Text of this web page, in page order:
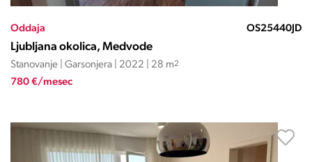
Oddaja OS25440JD
Ljubljana okolica, Medvode
Stanovanje | Garsonjera | 2022 | 28 m2
780 €/mesec